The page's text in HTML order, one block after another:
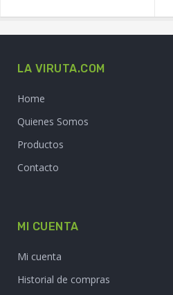
LA VIRUTA.COM
Home
Quienes Somos
Productos
Contacto
MI CUENTA
Mi cuenta
Historial de compras